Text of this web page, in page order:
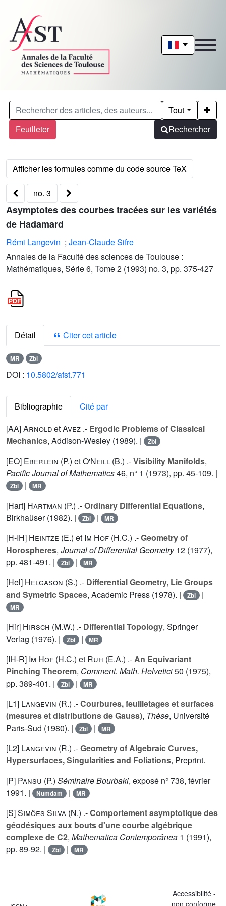
Feuilleter
Tout
Rechercher
no. 3
Asymptotes des courbes tracées sur les variétés
de Hadamard
Rémi Langevin ; Jean-Claude Sifre
Annales de la Faculté des sciences de Toulouse :
Mathématiques, Série 6, Tome 2 (1993) no. 3, pp. 375-427
Détail Citer cet article
MR Zbl
DOI : 10.5802/afst.771
Bibliographie
Cité par
[AA]ArnoldetAvez .- Ergodic Problems of Classical
Mechanics, Addison-Wesley (1989). | Zbl
[EO] Eberlein (P.) etO'Neill (B.) .-Visibility Manifolds,
Pacific Journal of Mathematics46, n° 1 (1973), pp. 45-109. |
Zbl | MR
[Hart] Hartman (P.) .-Ordinary Differential Equations,
Birkhaüser (1982). |
Zbl | MR
[H-IH] Heintze (E.) et Im Hof (H.C.) .-Geometry of
Horospheres, Journal of Differential Geometry 12 (1977),
pp. 481-491. |
Zbl | MR
[Hel] Helgason (S.) .- Differential Geometry, Lie Groups
and Symetric Spaces, Academic Press (1978). | Zbl |
MR
[Hir] Hirsch (M.W.) .- Differential Topology, Springer
Verlag (1976). |
Zbl | MR
[IH-R] Im Hof (H.C.) et Ruh (E.A.) .-An Equivariant
Pinching Theorem, Comment. Math. Helvetici50 (1975),
pp. 389-401. |
Zbl | MR
[L1] Langevin (R.) .-Courbures, feuilletages et surfaces
(mesures et distributions de Gauss), Thèse, Université
Paris-Sud (1980). |
Zbl | MR
[L2] Langevin (R.) .-Geometry of Algebraic Curves,
Hypersurfaces, Singularities and Foliations, Preprint.
[P] Pansu (P.) Séminaire Bourbaki, exposé n° 738, février
1991. |
Numdam | MR
[S]Simões Silva (N.) .-Comportement asymptotique des
géodésiques aux bouts d'une courbe algébrique
complexe de C2, Mathematica Contemporânea 1 (1991),
pp. 89-92. |
Zbl | MR
Accessibilité -
non conforme